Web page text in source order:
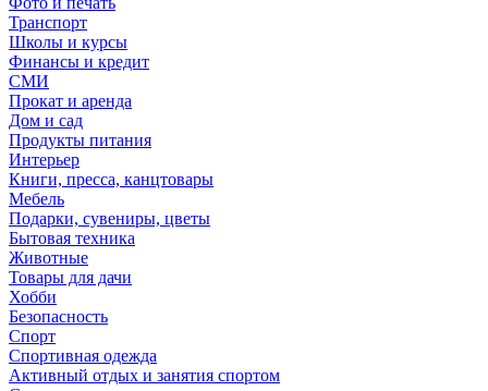
Транспорт
Школы и курсы
Финансы и кредит
СМИ
Прокат и аренда
Дом и сад
Продукты питания
Интерьер
Книги, пресса, канцтовары
Мебель
Подарки, сувениры, цветы
Бытовая техника
Животные
Товары для дачи
Хобби
Безопасность
Спорт
Спортивная одежда
Активный отдых и занятия спортом